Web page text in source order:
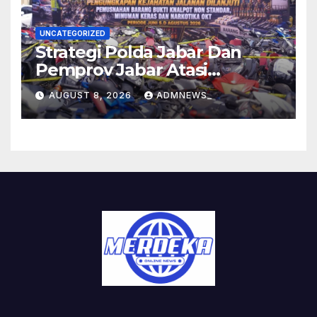
UNCATEGORIZED
Strategi Polda Jabar Dan
Pemprov Jabar Atasi
Kejahatan Jalanan
AUGUST 8, 2026 ADMNEWS_